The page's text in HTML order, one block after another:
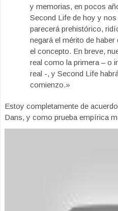
y memorias, en pocos
Second Life de hoy y
parecerá prehistórico,
negará el mérito de
el concepto. En breve,
real como la primera – o
real -, y Second Life
comienzo.»
Estoy completamente de
Dans, y como prueba empírica